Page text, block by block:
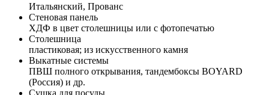
Итальянский, Прованс
Стеновая панель
ХДФ в цвет столешницы или с фотопечатью
Столешница
пластиковая; из искусственного камня
Выкатные системы
ПВШ полного открывания, тандембоксы BOYARD
(Россия) и др.
Сушка для посуды